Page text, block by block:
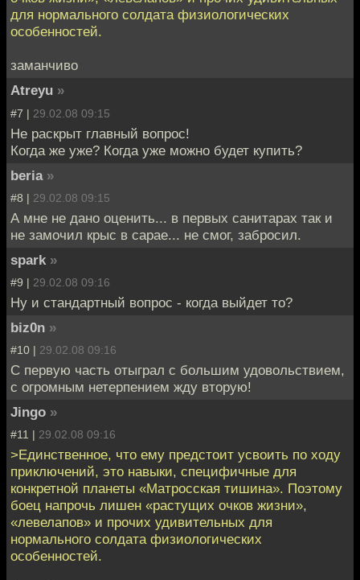
для нормального солдата физиологических
особенностей.
заманчиво
Atreyu »
#7 | 29.02.08 09:15
Не раскрыт главный вопрос!
Когда же уже? Когда уже можно будет купить?
beria »
#8 | 29.02.08 09:15
А мне не дано оценить... в первых санитарах так и
не замочил крыс в сарае... не смог, забросил.
spark »
#9 | 29.02.08 09:16
Ну и стандартный вопрос - когда выйдет то?
biz0n »
#10 | 29.02.08 09:16
С первую часть отыграл с большим удовольствием,
с огромным нетерпением жду вторую!
Jingo »
#11 | 29.02.08 09:16
>Единственное, что ему предстоит усвоить по ходу
приключений, это навыки, специфичные для
конкретной планеты «Матросская тишина». Поэтому
боец напрочь лишен «растущих очков жизни»,
«левелапов» и прочих удивительных для
нормального солдата физиологических
особенностей.